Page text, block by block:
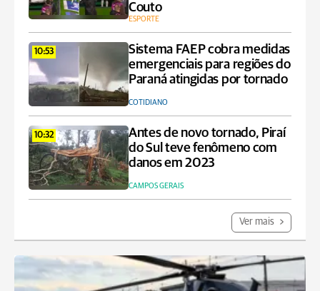
Couto
ESPORTE
10:53
Sistema FAEP cobra medidas
emergenciais para regiões do
Paraná atingidas por tornado
COTIDIANO
10:32
Antes de novo tornado, Piraí
do Sul teve fenômeno com
danos em 2023
CAMPOS GERAIS
Ver mais